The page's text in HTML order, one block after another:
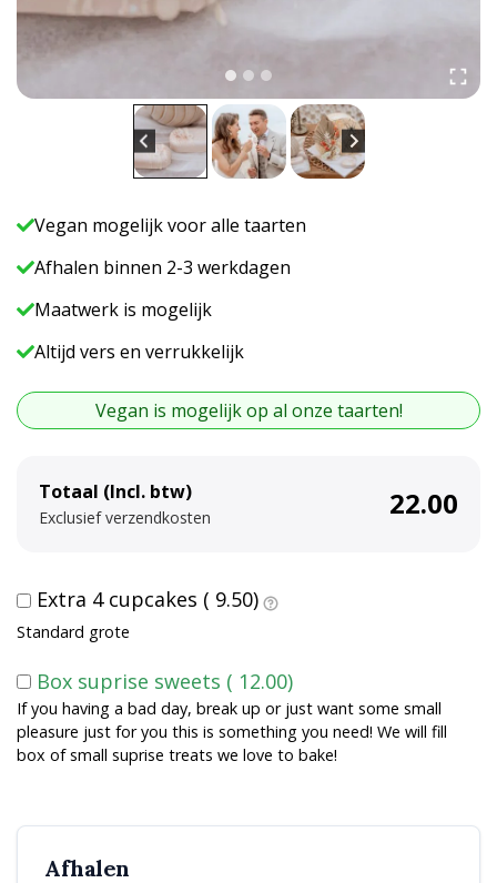
Vegan mogelijk voor alle taarten
Afhalen binnen 2-3 werkdagen
Maatwerk is mogelijk
Altijd vers en verrukkelijk
Vegan is mogelijk op al onze taarten!
Totaal (Incl. btw)
Exclusief verzendkosten 22.00
Extra 4 cupcakes ( 9.50)
Standard grote
Box suprise sweets ( 12.00)
If you having a bad day, break up or just want some small
pleasure just for you this is something you need! We will fill
box of small suprise treats we love to bake!
Afhalen
r
n
t
i
v
e